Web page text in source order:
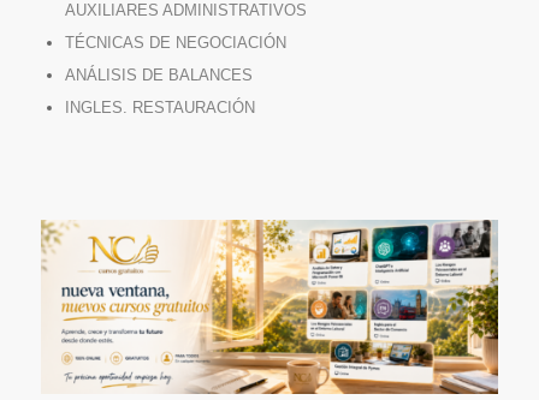
AUXILIARES ADMINISTRATIVOS
TÉCNICAS DE NEGOCIACIÓN
ANÁLISIS DE BALANCES
INGLES. RESTAURACIÓN